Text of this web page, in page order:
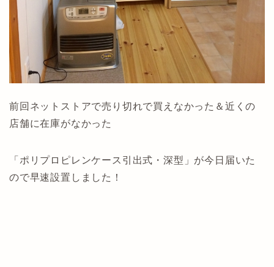
前回ネットストアで売り切れで買えなかった＆近くの
店舗に在庫がなかった
「ポリプロピレンケース引出式・深型」が今日届いた
ので早速設置しました！